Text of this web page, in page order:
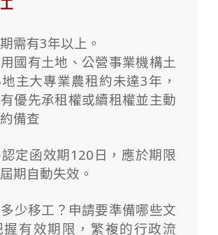
需有3年以上。
國有土地、公營事業機構土
主大專業農租約未達3年，
優先承租權或續租權並主動
備查
定函效期120日，應於期限
期自動失效。
少移工？申請要準備哪些文
有效期限，繁複的行政流